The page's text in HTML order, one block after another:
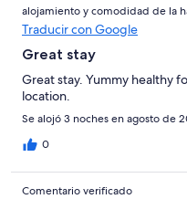
alojamiento y comodidad de la
Traducir con Google
Great stay
Great stay. Yummy healthy
location.
Se alojó 3 noches en agosto de
0
Comentario verificado